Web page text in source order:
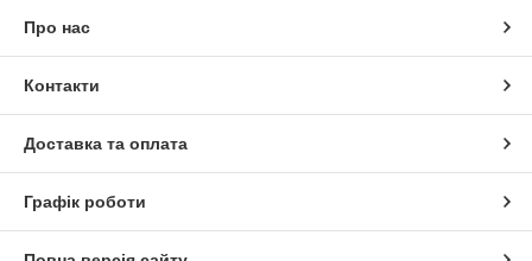
Про нас
Контакти
Доставка та оплата
Графік роботи